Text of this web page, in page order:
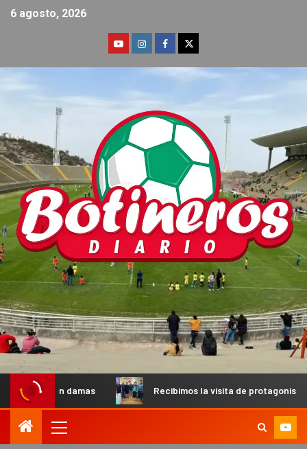
6 agosto, 2026
Recibimos la visita de protagonistas del MX para